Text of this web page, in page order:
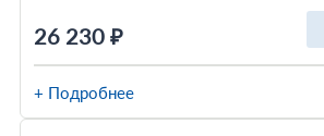
26 230 ₽
+ Подробнее